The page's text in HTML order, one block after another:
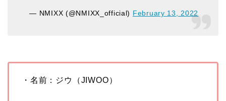
— NMIXX (@NMIXX_official) February 13, 2022
・名前：ジウ（JIWOO）